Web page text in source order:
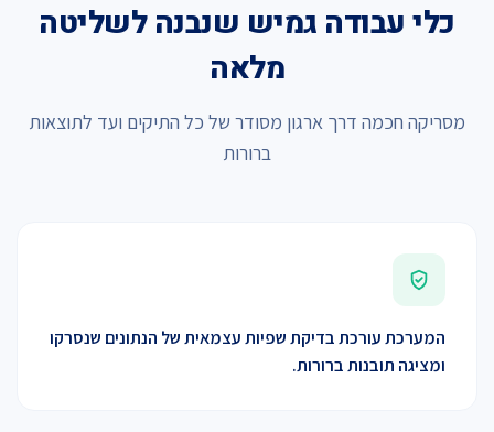
כלי עבודה גמיש שנבנה לשליטה
מלאה
מסריקה חכמה דרך ארגון מסודר של כל התיקים ועד לתוצאות
ברורות
המערכת עורכת בדיקת שפיות עצמאית של הנתונים שנסרקו
ומציגה תובנות ברורות.